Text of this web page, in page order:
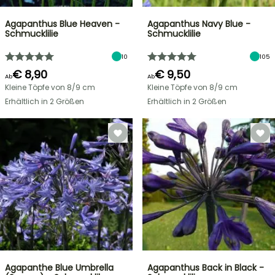
Agapanthus Blue Heaven -
Schmucklilie
10
Ab€ 8,90
Kleine Töpfe von 8/9 cm
Erhältlich in 2 Größen
Agapanthus Navy Blue -
Schmucklilie
105
Ab€ 9,50
Kleine Töpfe von 8/9 cm
Erhältlich in 2 Größen
Agapanthe Blue Umbrella
Agapanthus Back in Black -